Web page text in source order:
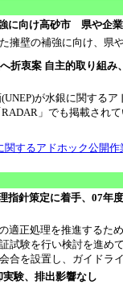
に向け高砂市 県や企
擁壁の補強に向け、県
折衷案 自主的取り組
が水銀に関する
」でも掲載され
関するアドホック公開
指針策定に着手、07年
適正処理を推進するた
試験を行い検討を進め
合を設置し、ガイドラ
験、排出影響なし